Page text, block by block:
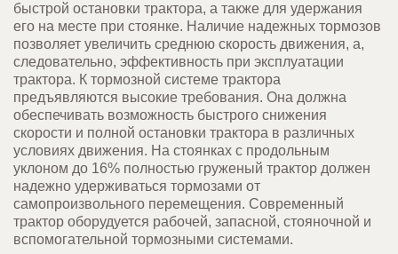
быстрой остановки трактора, а также для удержания
его на месте при стоянке. Наличие надежных тормозов
позволяет увеличить среднюю скорость движения, а,
следовательно, эффективность при эксплуатации
трактора. К тормозной системе трактора
предъявляются высокие требования. Она должна
обеспечивать возможность быстрого снижения
скорости и полной остановки трактора в различных
условиях движения. На стоянках с продольным
уклоном до 16% полностью груженый трактор должен
надежно удерживаться тормозами от
самопроизвольного перемещения. Современный
трактор оборудуется рабочей, запасной, стояночной и
вспомогательной тормозными системами.